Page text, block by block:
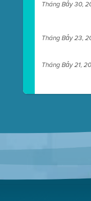
Tháng Bảy 30,
Tháng Bảy 23,
Tháng Bảy 21,